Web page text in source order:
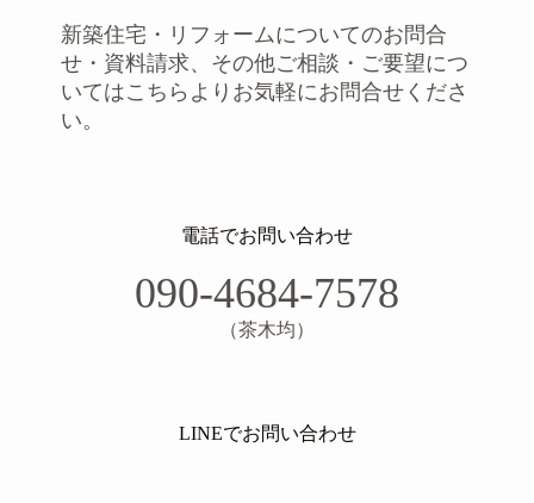
新築住宅・リフォームについてのお問合
せ・資料請求、その他ご相談・ご要望につ
いてはこちらよりお気軽にお問合せくださ
い。
電話でお問い合わせ
090-4684-7578
（茶木均）
LINEでお問い合わせ